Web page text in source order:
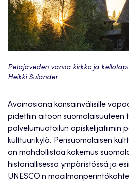
Petäjäveden vanha kirkko ja
Heikki Sulander.
Avainasiana kansainvälisille
pidettiin aitoon suomalaisuuteen
palvelumuotoilun opiskelijatiimin
kulttuurikylä. Perisuomalaisen
on mahdollistaa kokemus
historiallisessa ympäristössä ja
UNESCO:n